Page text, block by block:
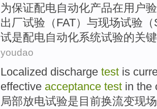
为保证配电自动化产品在用户
出厂试验 （FAT） 与现场试验（
试是配电自动化系统试验的关
youdao
Localized discharge test is
effective acceptance test in the
局部放电试验是 目前换流变现场